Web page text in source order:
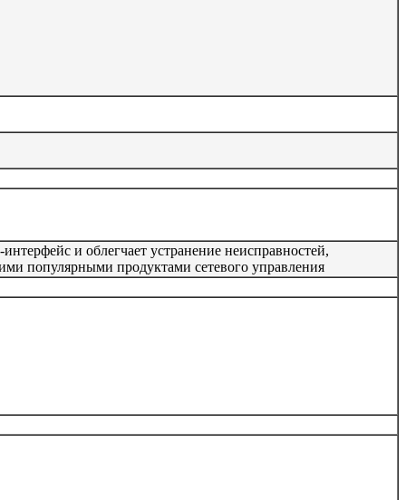
и облегчает устранение неисправностей,
популярными продуктами сетевого управления